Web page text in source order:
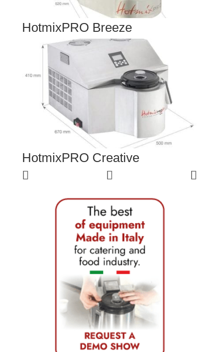
HotmixPRO Breeze
HotmixPRO Creative